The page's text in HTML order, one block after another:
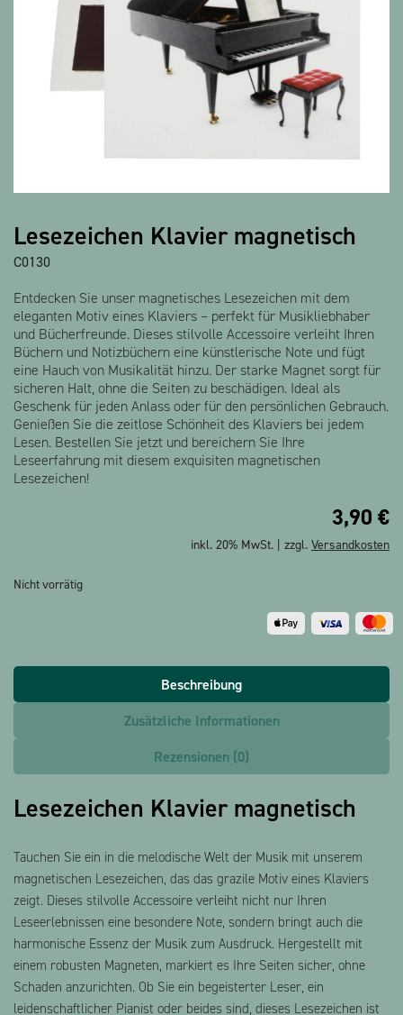
Lesezeichen Klavier magnetisch
C0130
Entdecken Sie unser magnetisches Lesezeichen mit dem
eleganten Motiv eines Klaviers – perfekt für Musikliebhaber
und Bücherfreunde. Dieses stilvolle Accessoire verleiht Ihren
Büchern und Notizbüchern eine künstlerische Note und fügt
eine Hauch von Musikalität hinzu. Der starke Magnet sorgt für
sicheren Halt, ohne die Seiten zu beschädigen. Ideal als
Geschenk für jeden Anlass oder für den persönlichen Gebrauch.
Genießen Sie die zeitlose Schönheit des Klaviers bei jedem
Lesen. Bestellen Sie jetzt und bereichern Sie Ihre
Leseerfahrung mit diesem exquisiten magnetischen
Lesezeichen!
3,90 €
inkl. 20% MwSt. | zzgl. Versandkosten
Nicht vorrätig
Beschreibung
Zusätzliche Informationen
Rezensionen (0)
Lesezeichen Klavier magnetisch
Tauchen Sie ein in die melodische Welt der Musik mit unserem
magnetischen Lesezeichen, das das grazile Motiv eines Klaviers
zeigt. Dieses stilvolle Accessoire verleiht nicht nur Ihren
Leseerlebnissen eine besondere Note, sondern bringt auch die
harmonische Essenz der Musik zum Ausdruck. Hergestellt mit
einem robusten Magneten, markiert es Ihre Seiten sicher, ohne
Schaden anzurichten. Ob Sie ein begeisterter Leser, ein
leidenschaftlicher Pianist oder beides sind, dieses Lesezeichen ist